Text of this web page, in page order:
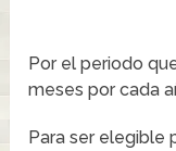
Por el periodo
meses por cada
Para ser elegible